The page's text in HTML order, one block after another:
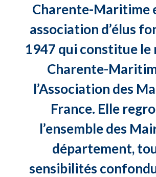
Charente-Maritime
association d’élus
1947 qui constitue le
Charente-
l’Association des
France. Elle
l’ensemble des
département,
sensibilités